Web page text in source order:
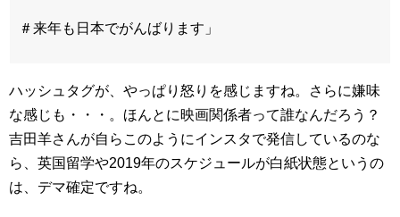
＃来年も日本でがんばります」
ハッシュタグが、やっぱり怒りを感じますね。さらに嫌味
な感じも・・・。ほんとに映画関係者って誰なんだろう？
吉田羊さんが自らこのようにインスタで発信しているのな
ら、英国留学や2019年のスケジュールが白紙状態というの
は、デマ確定ですね。